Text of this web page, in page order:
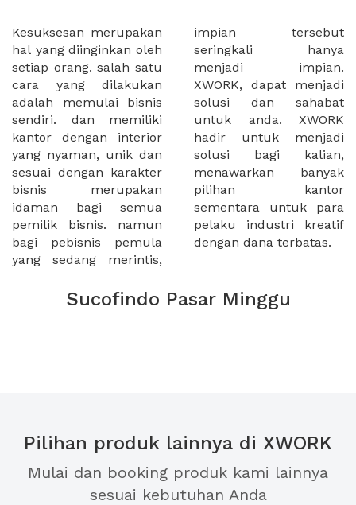
Kesuksesan merupakan
hal yang diinginkan oleh
setiap orang. salah satu
cara yang dilakukan
adalah memulai bisnis
sendiri. dan memiliki
kantor dengan interior
yang nyaman, unik dan
sesuai dengan karakter
bisnis merupakan
idaman bagi semua
pemilik bisnis. namun
bagi pebisnis pemula
yang sedang merintis,
impian tersebut
seringkali hanya
menjadi impian.
XWORK, dapat menjadi
solusi dan sahabat
untuk anda. XWORK
hadir untuk menjadi
solusi bagi kalian,
menawarkan banyak
pilihan kantor
sementara untuk para
pelaku industri kreatif
dengan dana terbatas.
Sucofindo Pasar Minggu
Pilihan produk lainnya di XWORK
Mulai dan booking produk kami lainnya
sesuai kebutuhan Anda